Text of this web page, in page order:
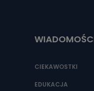
Jakie
źródeł
adres
CIEKAWOSTKI
EDUKACJA